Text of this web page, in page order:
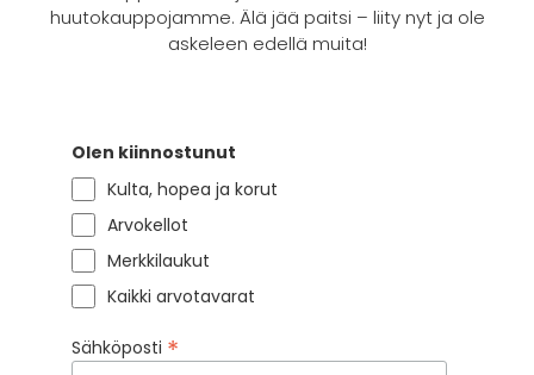
huutokauppojamme. Älä jää paitsi – liity nyt ja ole
askeleen edellä muita!
Olen kiinnostunut
Kulta, hopea ja korut
Arvokellot
Merkkilaukut
Kaikki arvotavarat
Sähköposti *